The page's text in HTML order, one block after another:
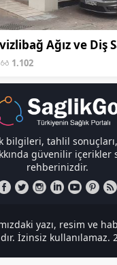
Ağız ve Diş
1.102
bilgileri, tahlil
güvenilir içerikler
rehberinizdir.
yazı, resim ve
İzinsiz kullanılamaz.